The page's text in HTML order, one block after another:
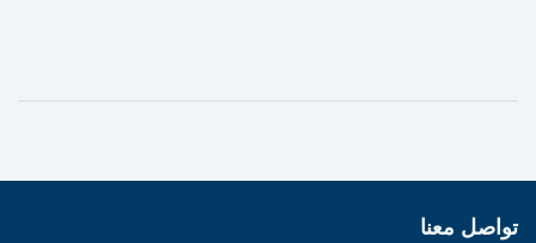
تواصل معنا